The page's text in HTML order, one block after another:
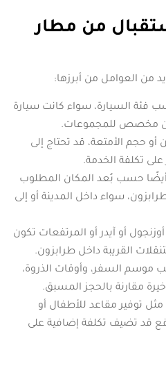
من مطار
من العوامل من أبرزها:
فئة السيارة، سواء كانت سيارة
فان مخصص للمجموعات.
أو حجم الأمتعة، قد تحتاج إلى
على تكلفة الخدمة.
أيضًا حسب بُعد المكان المطلوب
سواء داخل المدينة أو إلى
أو آيدر أو المرتفعات تكون
القريبة داخل طرابزون.
موسم السفر، وأوقات الذروة،
مقارنة بالحجز المسبق.
توفير مقاعد للأطفال أو
قد تضيف تكلفة إضافية على